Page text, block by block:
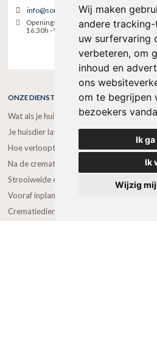
Wij maken
andere
uw surfervaring
verbeteren, om
inhoud en
ons
om te begrijpen
bezoekers
Ik
Ik
Wijzig
info@somnia.be
Openingsuren ENKEL OP AFSPRAAK:
16.30h - Voor dringende zaken zijn wij
ONZE DIENSTEN
Wat als je huisdier overlijdt?
Je huisdier laten ophalen
Hoe verloopt een crematie?
Na de crematie
Strooiweide en dierenbegraafplaats
Vooraf inplannen van crematie
Crematiedienst van paarden